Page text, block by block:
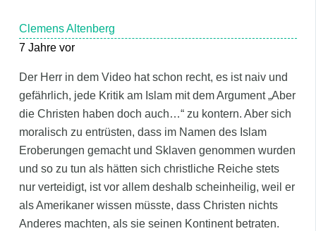
Clemens Altenberg
7 Jahre vor
Der Herr in dem Video hat schon recht, es ist naiv und
gefährlich, jede Kritik am Islam mit dem Argument „Aber
die Christen haben doch auch…“ zu kontern. Aber sich
moralisch zu entrüsten, dass im Namen des Islam
Eroberungen gemacht und Sklaven genommen wurden
und so zu tun als hätten sich christliche Reiche stets
nur verteidigt, ist vor allem deshalb scheinheilig, weil er
als Amerikaner wissen müsste, dass Christen nichts
Anderes machten, als sie seinen Kontinent betraten.